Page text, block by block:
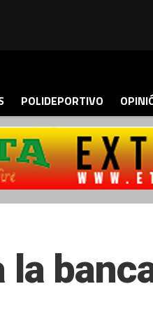
POLIDEPORTIVO